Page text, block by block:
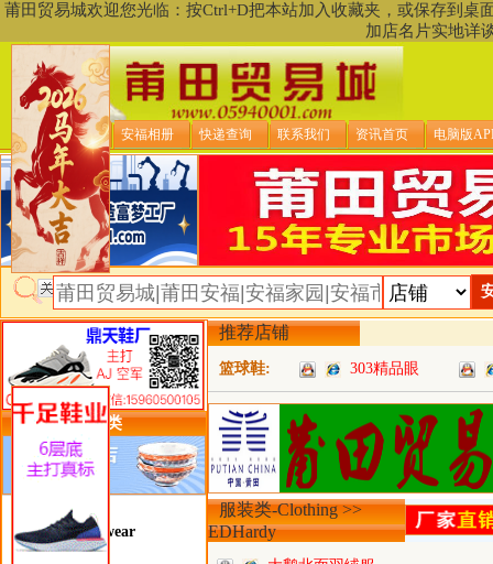
莆田贸易城欢迎您光临：按Ctrl+D把本站加入收藏夹，或保存到
加店名片实地详
贸易城首页 安福相册 快递查询 联系我们 资讯首页 电脑版
类目详细分类
鞋类-Footwear
推荐店铺
篮球鞋: 303精品眼
服装类-Clothing >>
EDHardy